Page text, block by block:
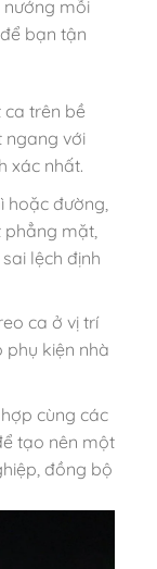
nướng mỗi
bạn tận
trên bề
ngang với
xác nhất.
đường,
mặt,
lệch định
ca ở vị trí
kiện nhà
cùng các
tạo nên một
đồng bộ